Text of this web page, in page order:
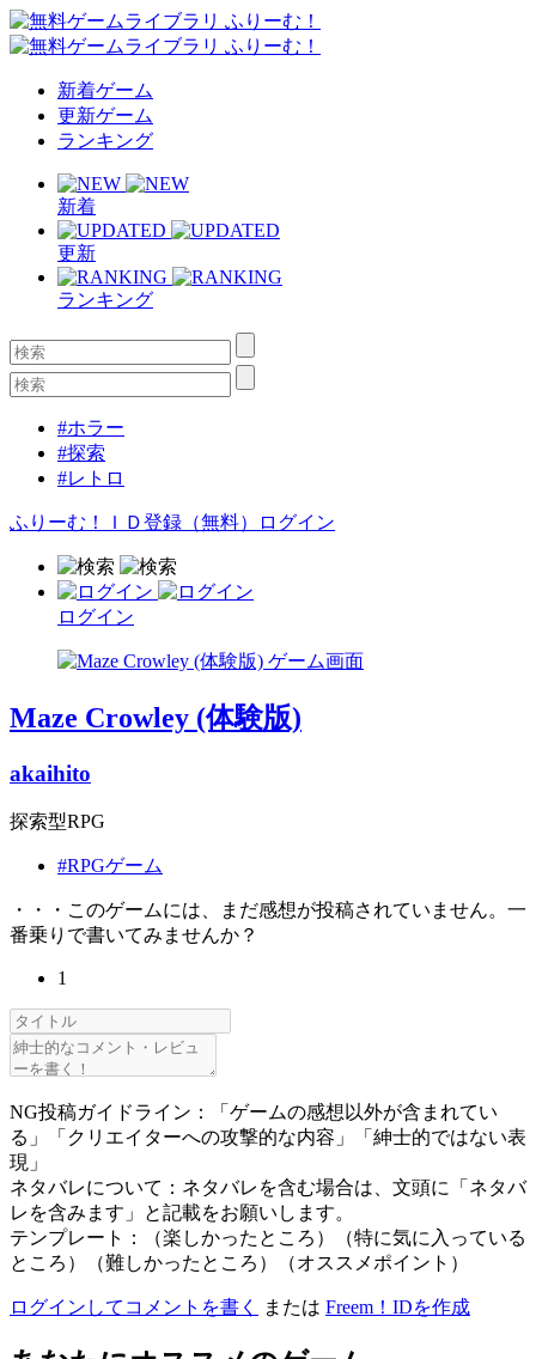
新着ゲーム
更新ゲーム
ランキング
新着
更新
ランキング
#ホラー
#探索
#レトロ
ふりーむ！ＩＤ登録（無料） ログイン
ログイン
Maze Crowley (体験版)
akaihito
探索型RPG
#RPGゲーム
・・・このゲームには、まだ感想が投稿されていません。一
番乗りで書いてみませんか？
1
NG投稿ガイドライン：「ゲームの感想以外が含まれてい
る」「クリエイターへの攻撃的な内容」「紳士的ではない表
現」
ネタバレについて：ネタバレを含む場合は、文頭に「ネタバ
レを含みます」と記載をお願いします。
テンプレート：（楽しかったところ）（特に気に入っている
ところ）（難しかったところ）（オススメポイント）
ログインしてコメントを書く または Freem！IDを作成